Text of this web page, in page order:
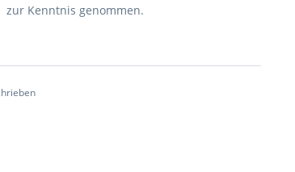
zur Kenntnis genommen.